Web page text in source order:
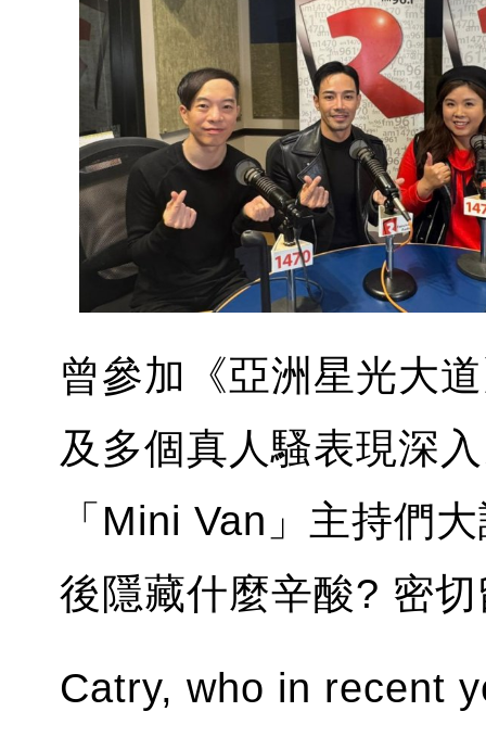
曾參加《亞洲星光大
及多個真人騷表現深
「Mini Van」主持們
後隱藏什麼辛酸? 密
Catry, who in recent